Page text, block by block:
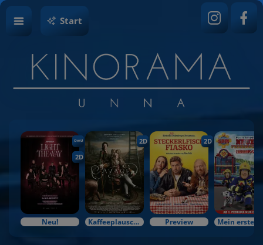
Start
OmU
2D
Neu!
2D
Kaffeeplausch & Kinozauber
2D
Preview